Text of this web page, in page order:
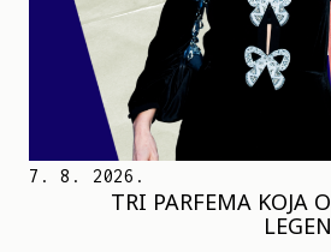
7. 8. 2026.
TRI PARFEMA KOJA